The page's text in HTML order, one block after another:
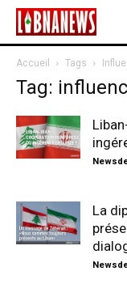
Accueil Tags
Tag:
La